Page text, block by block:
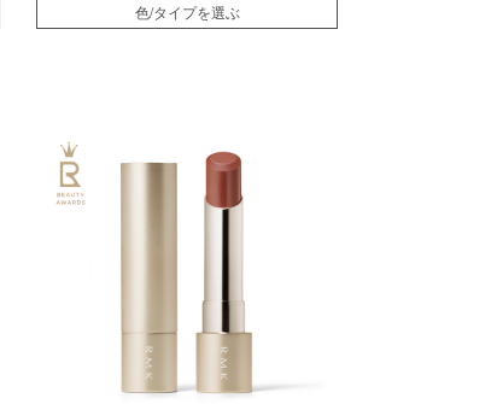
色/タイプを選ぶ